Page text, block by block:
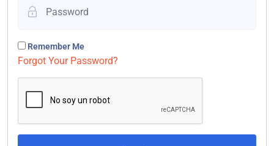
Remember Me
Forgot Your Password?